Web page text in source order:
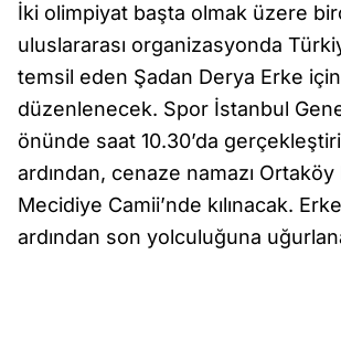
İki olimpiyat başta olmak üzere
uluslararası organizasyonda
temsil eden Şadan Derya Erke
düzenlenecek. Spor İstanbul
önünde saat 10.30’da
ardından, cenaze namazı
Mecidiye Camii’nde kılınacak.
ardından son yolculuğuna